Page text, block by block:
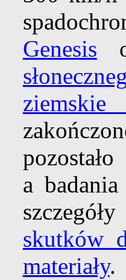
Genesis
a badania
skutków
materiały.